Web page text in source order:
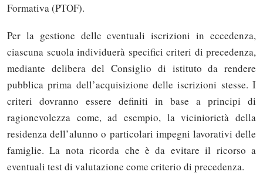
Formativa (PTOF).
Per la gestione delle eventuali iscrizioni in eccedenza,
ciascuna scuola individuerà specifici criteri di precedenza,
mediante delibera del Consiglio di istituto da rendere
pubblica prima dell’acquisizione delle iscrizioni stesse. I
criteri dovranno essere definiti in base a principi di
ragionevolezza come, ad esempio, la viciniorietà della
residenza dell’alunno o particolari impegni lavorativi delle
famiglie. La nota ricorda che è da evitare il ricorso a
eventuali test di valutazione come criterio di precedenza.
Solo gli utenti registrati possono